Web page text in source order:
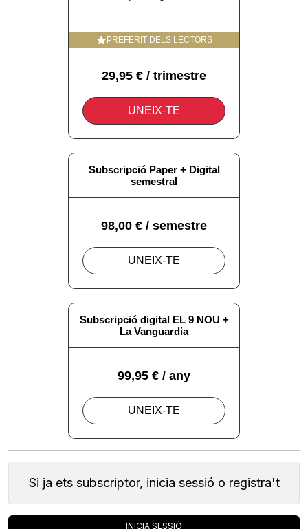
Si ja ets subscriptor, inicia sessió o registra't
INICIA SESSIÓ